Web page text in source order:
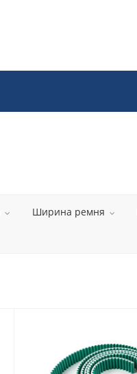
Ширина ремня